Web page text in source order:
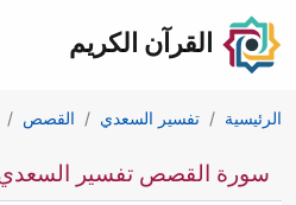
القرآن الكريم
الرئيسية تفسير السعدي القصص
سورة القصص تفسير السعدي